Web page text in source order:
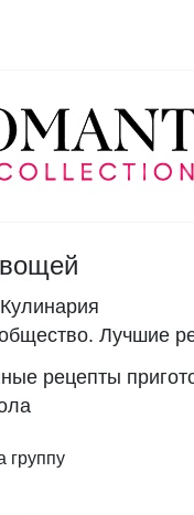
содержанию
Лучшие
рецепты
группу